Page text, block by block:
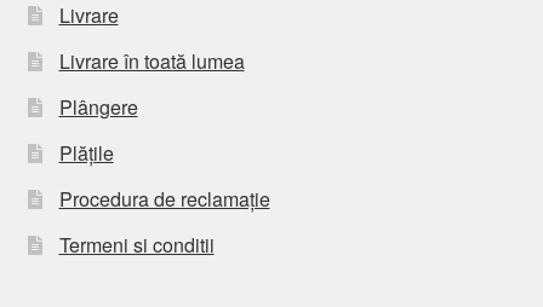
Livrare
Livrare în toată lumea
Plângere
Plățile
Procedura de reclamație
Termeni si conditii